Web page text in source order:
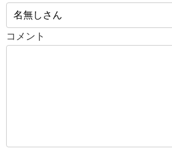
コメント